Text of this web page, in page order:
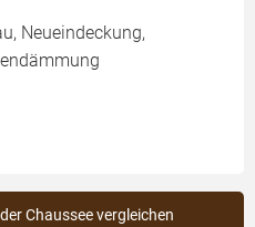
Neueindeckung,
Chaussee vergleichen